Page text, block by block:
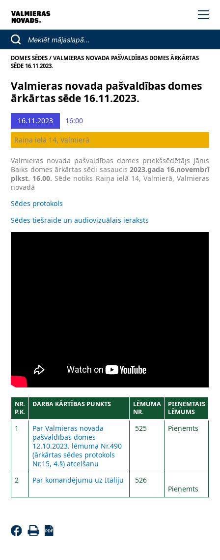
DOMES SĒDES /VALMIERAS NOVADA PAŠVALDĪBAS DOMES ĀRKĀRTAS
SĒDE 16.11.2023.
Valmieras novada pašvaldības domes
ārkārtas sēde 16.11.2023.
16.11.2023 16:00
Raiņa ielā 14, Valmierā
Valmieras novada pašvaldības domes priekšsēdētājs Jānis
Baiks domes ārkārtas sēdi sasaucis2023.gada 16.novembrī
plkst. 16.00. Sēde notiks Raiņa ielā 14, Valmierā, Valmieras
novadā
Sēdes protokols
Sēdes tiešraide un audiovizuālais ieraksts
NR.
P.K.
DARBA KĀRTĪBAS PUNKTS
LĒMUMA
NR.
PIEŅEMTAIS
LĒMUMS
1
Par Valmieras novada
pašvaldības domes
12.10.2023. lēmuma Nr.490
(ārkārtas sēdes protokols
Nr.15, 4.§) atcelšanu
525 Pieņemts
2 Par komandējumu uz Itāliju
526
Pieņemts